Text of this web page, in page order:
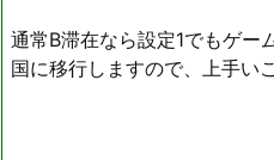
通常B滞在なら設定1でもゲー
国に移行しますので、上手い